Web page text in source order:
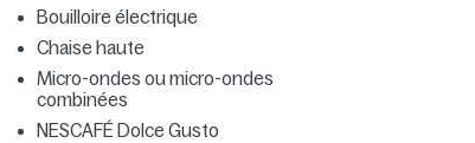
Bouilloire électrique
Chaise haute
Micro-ondes ou micro-ondes
combinées
NESCAFÉ Dolce Gusto